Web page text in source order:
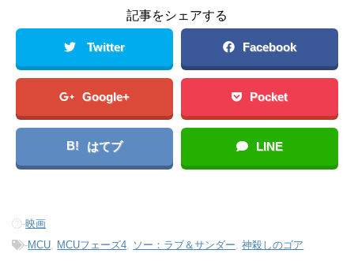
記事をシェアする
Twitter Facebook
Google+ Pocket
B! はてブ LINE
-映画
-MCU MCUフェーズ4 ソー：ラブ＆サンダー ,神殺しのゴア